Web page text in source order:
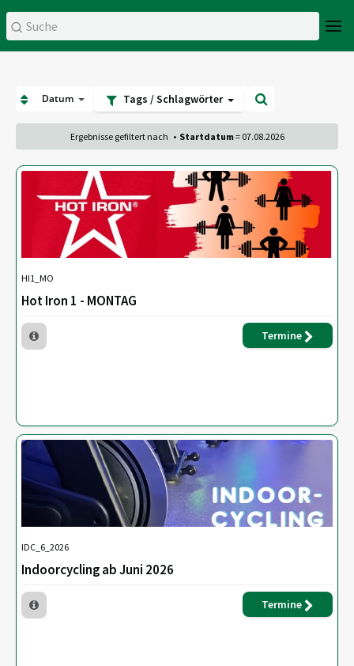
Datum Tags / Schlagwörter
Ergebnisse gefiltert nach • Startdatum= 07.08.2026
HI1_MO
Hot Iron 1 - MONTAG
Termine
IDC_6_2026
Indoorcycling ab Juni 2026
Termine